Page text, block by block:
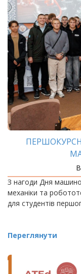
З нагоди Дня
механіки та
для студентів
Переглянути